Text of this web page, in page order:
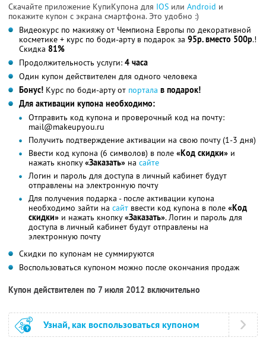
Скачайте приложение КупиКупона для IOS или Android и
покажите купон с экрана смартфона. Это удобно :)
Видеокурс по макияжу от Чемпиона Европы по декоративной
косметике + курс по боди-арту в подарок за 95р. вместо 500р.!
Скидка 81%
Продолжительность услуги: 4 часа
Один купон действителен для одного человека
Бонус! Курс по боди-арту от портала в подарок!
Для активации купона необходимо:
Отправить код купона и проверочный код на почту:
mail@makeupyou.ru
Получить подтверждение активации на свою почту (1-3 дня)
Ввести код купона (6 символов) в поле «Код скидки» и
нажать кнопку«Заказать» на сайте
Логин и пароль для доступа в личный кабинет будут
отправлены на электронную почту
Для получения подарка - после активации купона
необходимо зайти на сайт ввести код купона в поле «Код
скидки» и нажать кнопку«Заказать». Логин и пароль для
доступа в личный кабинет будут отправлены на
электронную почту
Скидки по купонам не суммируются
Воспользоваться купоном можно после окончания продаж
Купон действителен по 7 июля 2012 включительно
Узнай, как воспользоваться купоном